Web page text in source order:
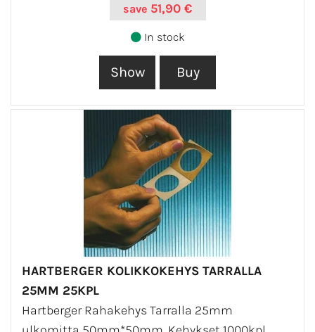
save 51,90 €
In stock
HARTBERGER KOLIKKOKEHYS TARRALLA
25MM 25KPL
Hartberger Rahakehys Tarralla 25mm